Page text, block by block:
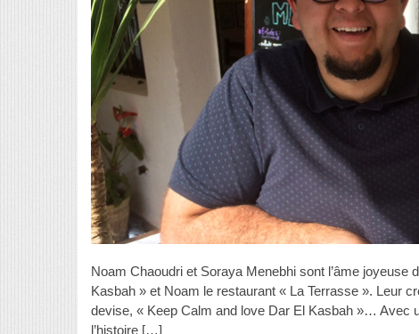
Noam Chaoudri et Soraya Menebhi sont l’âme joyeuse
Kasbah » et Noam le restaurant « La Terrasse ». Leur
devise, « Keep Calm and love Dar El Kasbah »… Avec
l’histoire […]